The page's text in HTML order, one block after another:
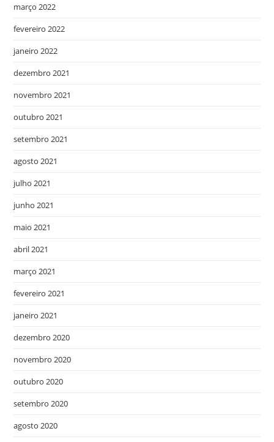
março 2022
fevereiro 2022
janeiro 2022
dezembro 2021
novembro 2021
outubro 2021
setembro 2021
agosto 2021
julho 2021
junho 2021
maio 2021
abril 2021
março 2021
fevereiro 2021
janeiro 2021
dezembro 2020
novembro 2020
outubro 2020
setembro 2020
agosto 2020